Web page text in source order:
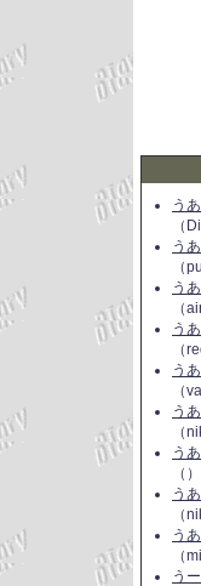
う
（
う
（
う
（
う
（
う
（
う
（
う
（）
う
（
う
（
う